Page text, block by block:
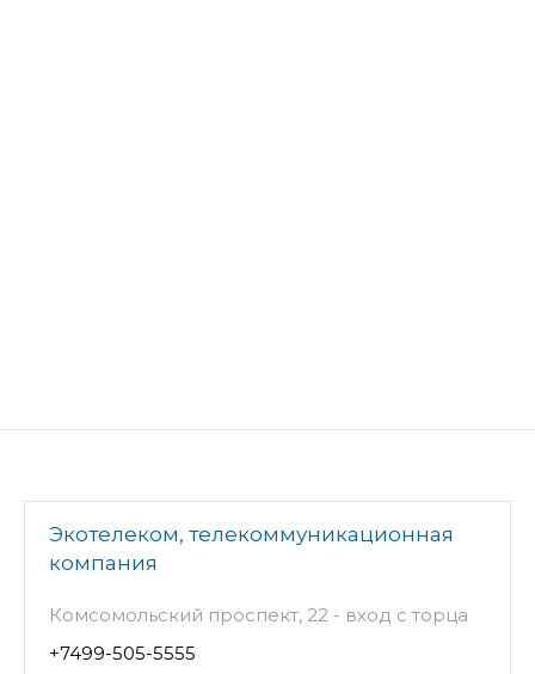
Экотелеком, телекоммуникационная
компания
Комсомольский проспект, 22 - вход с торца
+7499-505-5555